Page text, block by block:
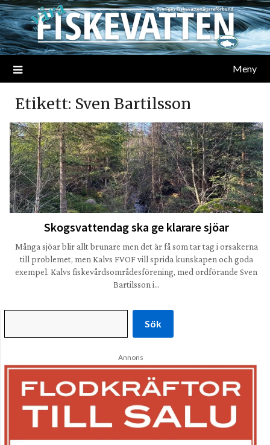
Meny
Etikett: Sven Bartilsson
Skogsvattendag ska ge klarare sjöar
Många sjöar blir allt brunare men det är få som tar tag i orsakerna
till problemet, men Kalvs FVOF vill sprida kunskapen och goda
exempel. Kalvs fiskevårdsområdesförening, med ordförande Sven
Bartilsson i…
Sök
Annons